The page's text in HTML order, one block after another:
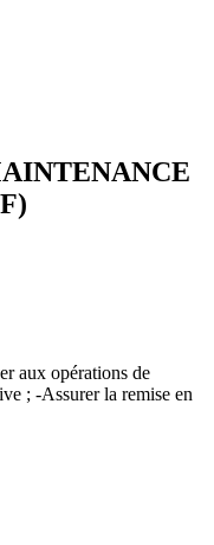
aux opérations de
; -Assurer la remise en